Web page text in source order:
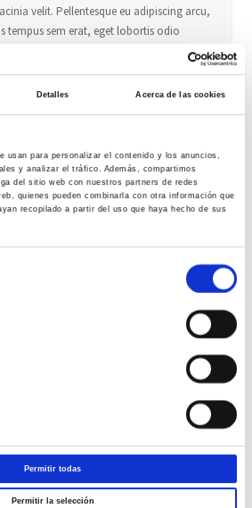
Detalles Acerca de las cookies
usan para personalizar el contenido y los anuncios,
y analizar el tráfico. Además, compartimos
del sitio web con nuestros partners de redes
quienes pueden combinarla con otra información que
recopilado a partir del uso que haya hecho de sus
Permitir todas
Permitir la selección
velit. Pellentesque eu adipiscing arcu,
tempus sem erat, eget lobortis odio
in faucibus. Phasellus et feugiat risus. Ut
lacus purus.
diam sollicitudin nisl, sed luctus nulla sem
ullamcorper, volutpat orci ut, suscipit erat.
urna lobortis. Hendrerit faucibus massa
pellentesque diam, et adipiscing erat
velit. Pellentesque eu adipiscing arcu,
taciti sociosqu ad litora torquent per
himenaeos. Interdum et malesuada
in faucibus. Phasellus et feugiat risus. Ut
quis felis vel congue. Sed eu arcu
egestas libero. Phasellus sagittis sem in